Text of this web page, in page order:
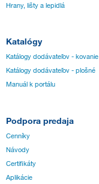
Hrany, lišty a lepidlá
Katalógy
Katálogy dodávateľov - kovanie
Katálogy dodávateľov - plošné
Manuál k portálu
Podpora predaja
Cenníky
Návody
Certifikáty
Aplikácie